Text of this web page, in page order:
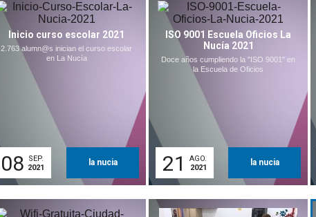
Inicio curso escolar 2021
2.763 alumn@s inician el curso escolar
en La Nucía
08
SEP.
2021
la nucia
ISO 9001 Escuela Oficios La
Nucía 2021
Doce años cumpliendo la "ISO 9001" en
la Escuela de Oficios
21
AGO.
2021
la nucia